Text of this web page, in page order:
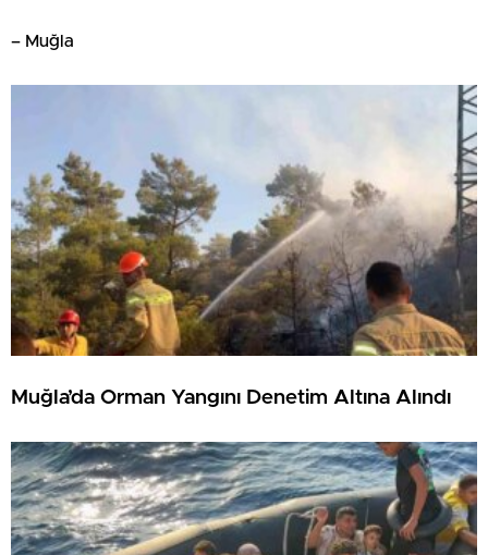
– Muğla
Muğla’da Orman Yangını Denetim Altına Alındı